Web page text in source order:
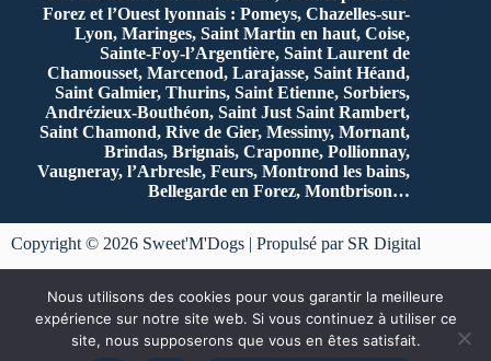
Forez et l’Ouest lyonnais : Pomeys, Chazelles-sur-
Lyon, Maringes, Saint Martin en haut, Coise,
Sainte-Foy-l’Argentière, Saint Laurent de
Chamousset, Marcenod, Larajasse, Saint Héand,
Saint Galmier, Thurins, Saint Etienne, Sorbiers,
Andrézieux-Bouthéon, Saint Just Saint Rambert,
Saint Chamond, Rive de Gier, Messimy, Mornant,
Brindas, Brignais, Craponne, Pollionnay,
Vaugneray, l’Arbresle, Feurs, Montrond les bains,
Bellegarde en Forez, Montbrison…
Copyright © 2026 Sweet'M'Dogs | Propulsé par SR Digital
Ce site ne fait pas partie du site Facebook ou de Facebook
Inc. En outre, ce site n’est pas approuvé par Facebook en
Nous utilisons des cookies pour vous garantir la meilleure
expérience sur notre site web. Si vous continuez à utiliser ce
site, nous supposerons que vous en êtes satisfait.